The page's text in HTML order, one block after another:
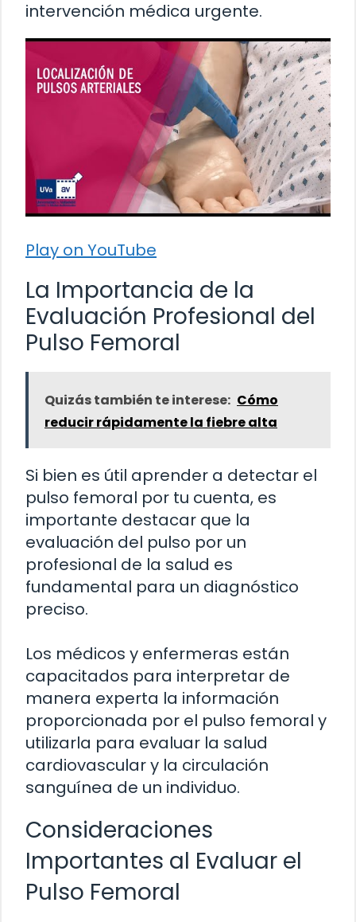
intervención médica urgente.
Play on YouTube
La Importancia de la
Evaluación Profesional del
Pulso Femoral
Quizás también te interese: Cómo
reducir rápidamente la fiebre alta
Si bien es útil aprender a detectar el
pulso femoral por tu cuenta, es
importante destacar que la
evaluación del pulso por un
profesional de la salud es
fundamental para un diagnóstico
preciso.
Los médicos y enfermeras están
capacitados para interpretar de
manera experta la información
proporcionada por el pulso femoral y
utilizarla para evaluar la salud
cardiovascular y la circulación
sanguínea de un individuo.
Consideraciones
Importantes al Evaluar el
Pulso Femoral